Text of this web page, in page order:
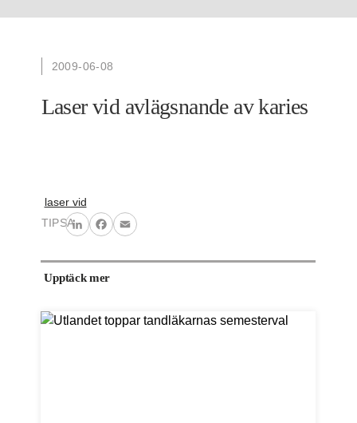
2009-06-08
Laser vid avlägsnande av karies
laser vid
TIPSA
LinkedInFacebook
Email
Upptäck mer